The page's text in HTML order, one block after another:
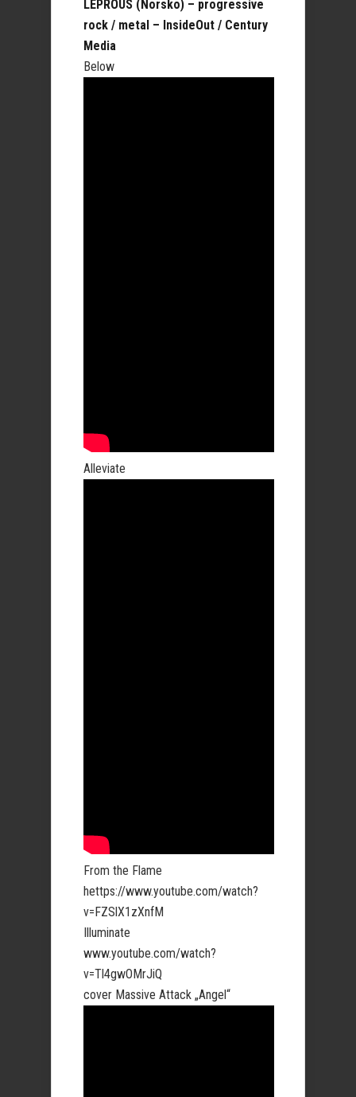
LEPROUS (Norsko) – progressive
rock / metal – InsideOut / Century
Media
Below
Alleviate
From the Flame
hettps://www.youtube.com/watch?
v=FZSlX1zXnfM
Illuminate
www.youtube.com/watch?
v=Tl4gwOMrJiQ
cover Massive Attack „Angel“